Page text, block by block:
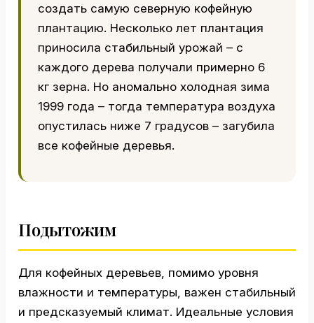
создать самую северную кофейную
плантацию. Несколько лет плантация
приносила стабильный урожай – с
каждого дерева получали примерно 6
кг зерна. Но аномально холодная зима
1999 года – тогда температура воздуха
опустилась ниже 7 градусов – загубила
все кофейные деревья.
Подытожим
Для кофейных деревьев, помимо уровня
влажности и температуры, важен стабильный
и предсказуемый климат. Идеальные условия